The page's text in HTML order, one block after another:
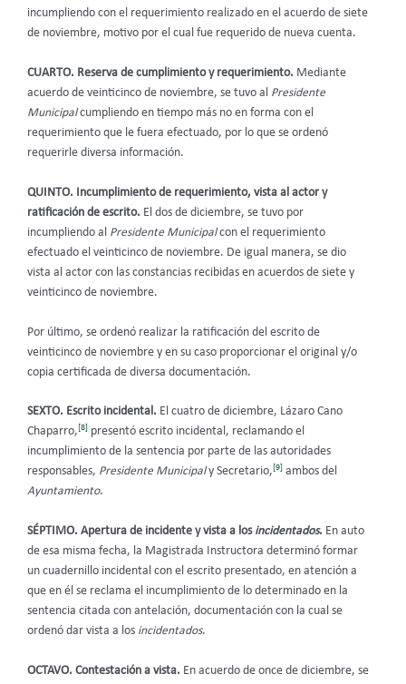
incumpliendo con el requerimiento realizado en el acuerdo de siete
de noviembre, motivo por el cual fue requerido de nueva cuenta.
CUARTO. Reserva de cumplimiento y requerimiento. Mediante
acuerdo de veinticinco de noviembre, se tuvo al Presidente
Municipalcumpliendo en tiempo más no en forma con el
requerimiento que le fuera efectuado, por lo que se ordenó
requerirle diversa información.
QUINTO. Incumplimiento de requerimiento, vista al actor y
ratificación de escrito. El dos de diciembre, se tuvo por
incumpliendo al Presidente Municipalcon el requerimiento
efectuado el veinticinco de noviembre. De igual manera, se dio
vista al actor con las constancias recibidas en acuerdos de siete y
veinticinco de noviembre.
Por último, se ordenó realizar la ratificación del escrito de
veinticinco de noviembre y en su caso proporcionar el original y/o
copia certificada de diversa documentación.
SEXTO. Escrito incidental. El cuatro de diciembre, Lázaro Cano
Chaparro,[8] presentó escrito incidental, reclamando el
incumplimiento de la sentencia por parte de las autoridades
responsables, Presidente Municipaly Secretario,[9] ambos del
Ayuntamiento.
SÉPTIMO. Apertura de incidente y vista a los incidentados. En auto
de esa misma fecha, la Magistrada Instructora determinó formar
un cuadernillo incidental con el escrito presentado, en atención a
que en él se reclama el incumplimiento de lo determinado en la
sentencia citada con antelación, documentación con la cual se
ordenó dar vista a los incidentados.
OCTAVO. Contestación a vista. En acuerdo de once de diciembre, se